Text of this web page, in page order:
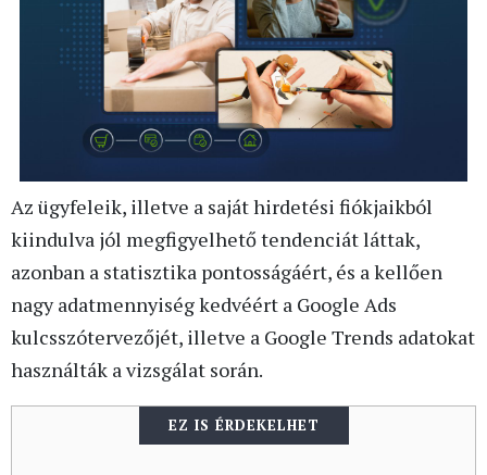
Az ügyfeleik, illetve a saját hirdetési fiókjaikból
kiindulva jól megfigyelhető tendenciát láttak,
azonban a statisztika pontosságáért, és a kellően
nagy adatmennyiség kedvéért a Google Ads
kulcsszótervezőjét, illetve a Google Trends adatokat
használták a vizsgálat során.
EZ IS ÉRDEKELHET